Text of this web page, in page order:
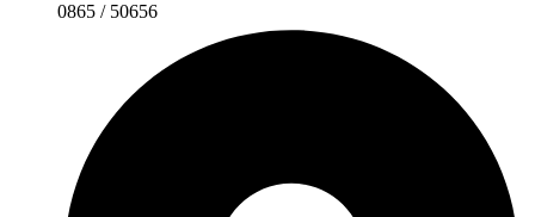
0865 / 50656